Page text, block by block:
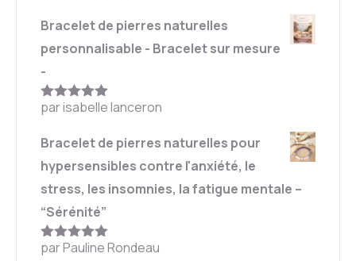
Bracelet de pierres naturelles
personnalisable - Bracelet sur mesure
-
Note5sur
par isabelle lanceron
Bracelet de pierres naturelles pour
hypersensibles contre l'anxiété, le
stress, les insomnies, la fatigue mentale –
“Sérénité”
Note5sur
par Pauline Rondeau